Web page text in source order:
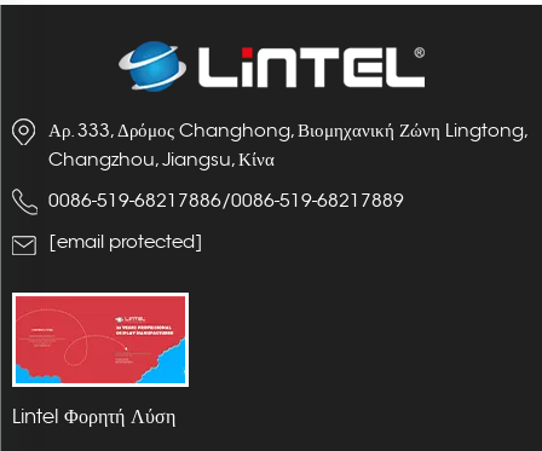
Αρ. 333, Δρόμος Changhong, Βιομηχανική Ζώνη Lingtong,
Changzhou, Jiangsu, Κίνα
0086-519-68217886/0086-519-68217889
[email protected]
Lintel Φορητή Λύση